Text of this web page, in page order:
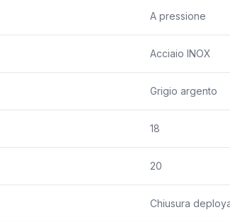
A pressione
Acciaio INOX
Grigio argento
18
20
Chiusura